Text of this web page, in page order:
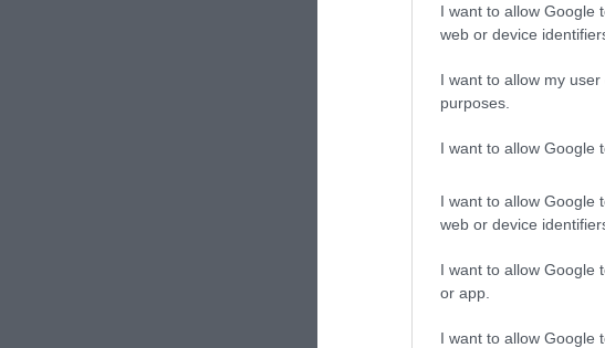
I want to allow Google
web or device
I want to allow my
purposes.
I want to allow Google
I want to allow Google
web or device
I want to allow Google
or app.
I want to allow Google
Οι τρεις εγκαταστάσεις
επεξεργασίας έως και
πετρελαίου ετησίως,
από τις σημαντικές
βιομηχανίας.